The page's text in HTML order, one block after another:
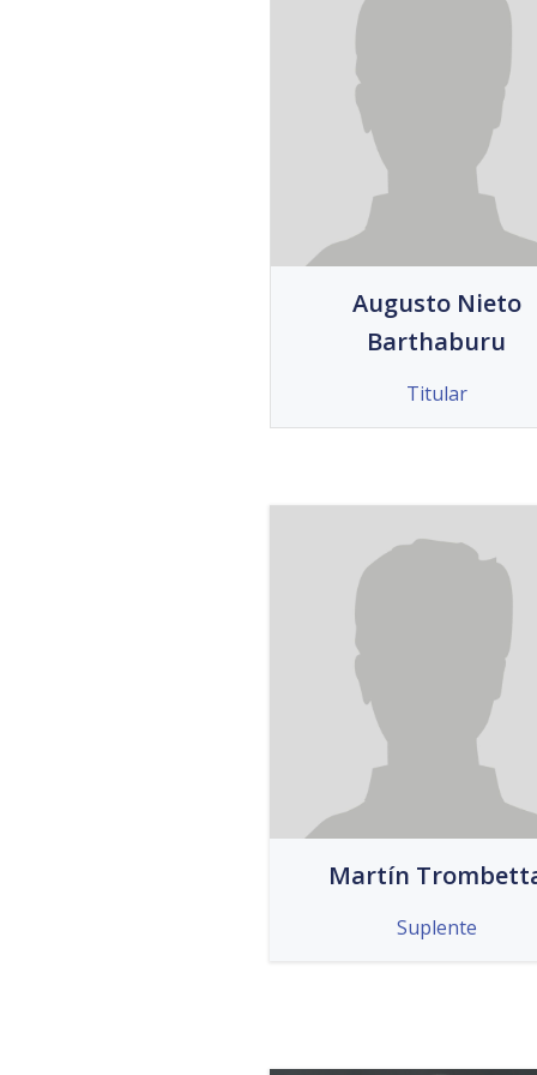
Augusto Nieto
Barthaburu
Titular
Martín
Suplente